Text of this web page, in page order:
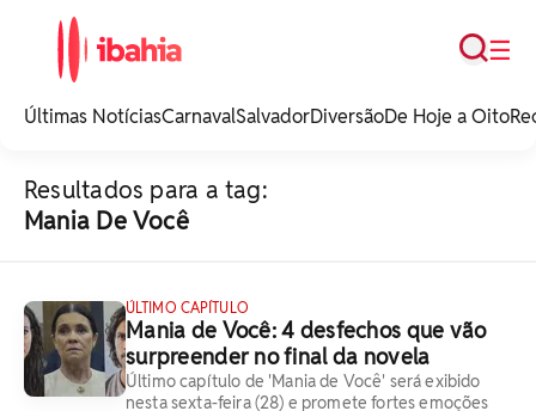
noticias e
☰
Busca
Últimas NotíciasCarnavalSalvadorDiversãoDe Hoje a Oito
Resultados para a tag:
Mania De Você
ÚLTIMO CAPÍTULO
Mania de Você: 4 desfechos que vão
surpreender no final da novela
Último capítulo de 'Mania de Você' será exibido
nesta sexta-feira (28) e promete fortes emoções